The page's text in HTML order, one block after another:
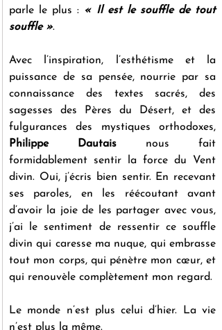
parle le plus : « Il est le souffle de tout
souffle ».
Avec l’inspiration, l’esthétisme et la
puissance de sa pensée, nourrie par sa
connaissance des textes sacrés, des
sagesses des Pères du Désert, et des
Philippe Dautais nous fait
formidablement sentir la force du Vent
divin. Oui, j’écris bien sentir. En recevant
ses paroles, en les réécoutant avant
d’avoir la joie de les partager avec vous,
j’ai le sentiment de ressentir ce souffle
divin qui caresse ma nuque, qui embrasse
tout mon corps, qui pénètre mon cœur, et
qui renouvèle complètement mon regard.
Le monde n’est plus celui d’hier. La vie
n’est plus la même.